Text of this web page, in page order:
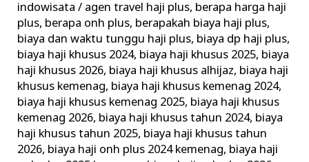
indowisata/ agen travel haji plus, berapa harga haji
plus, berapa onh plus, berapakah biaya haji plus,
biaya dan waktu tunggu haji plus, biaya dp haji plus,
biaya haji khusus 2024, biaya haji khusus 2025, biaya
haji khusus 2026, biaya haji khusus alhijaz, biaya haji
khusus kemenag, biaya haji khusus kemenag 2024,
biaya haji khusus kemenag 2025, biaya haji khusus
kemenag 2026, biaya haji khusus tahun 2024, biaya
haji khusus tahun 2025, biaya haji khusus tahun
2026, biaya haji onh plus 2024 kemenag, biaya haji
Biaya
Haji
Khusus
Terbaik
Terpercaya